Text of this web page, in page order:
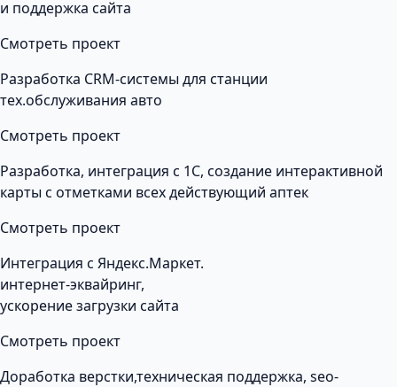
и поддержка сайта
Смотреть проект
Разработка CRM-системы для станции
тех.обслуживания авто
Смотреть проект
Разработка, интеграция с 1С, создание интерактивной
карты с отметками всех действующий аптек
Смотреть проект
Интеграция с Яндекс.Маркет.
интернет-эквайринг,
ускорение загрузки сайта
Смотреть проект
Доработка верстки,техническая поддержка, seo-